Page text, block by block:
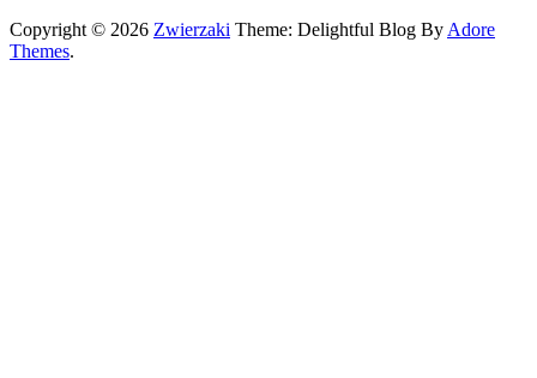
Copyright © 2026 Zwierzaki Theme: Delightful Blog By Adore
Themes.